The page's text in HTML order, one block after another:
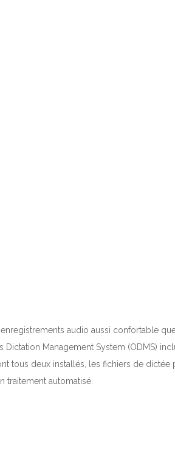
audio aussi confortable
Management System (ODMS)
tous deux installés, les fichiers de
traitement automatisé.